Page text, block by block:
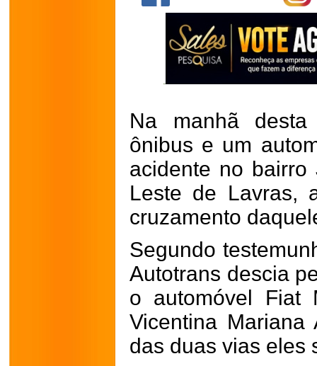
Na manhã
ônibus e um
acidente no bairro
Leste de Lavras,
cruzamento
Segundo
Autotrans descia
o automóvel Fiat
Vicentina Mariana
das duas vias eles